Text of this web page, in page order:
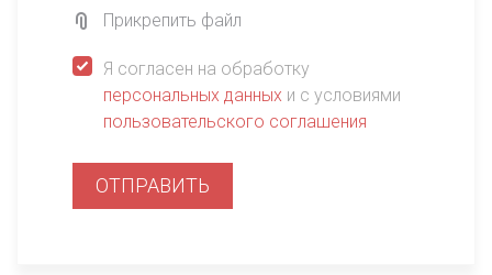
Прикрепить файл
Я согласен на обработку
персональных данных и с условиями
пользовательского соглашения
ОТПРАВИТЬ